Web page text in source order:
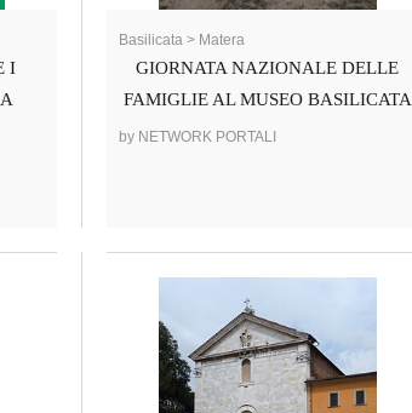
I
Basilicata > Matera
GIORNATA NAZIONALE DELLE
FAMIGLIE AL MUSEO BASILICATA
by NETWORK PORTALI